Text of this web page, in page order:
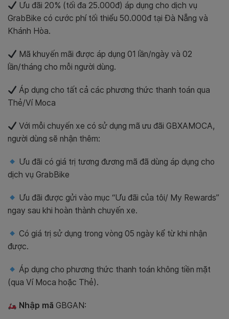
Ưu đãi 20% (tối đa 25.000đ) áp dụng cho dịch vụ
GrabBike có cước phí tối thiểu 50.000đ tại Đà Nẵng và
Khánh Hòa.
Mã khuyến mãi được áp dụng 01 lần/ngày và 02
lần/tháng cho mỗi người dùng.
Áp dụng cho tất cả các phương thức thanh toán qua
Thẻ/Ví Moca
Với mỗi chuyến xe có sử dụng mã ưu đãi GBXAMOCA,
người dùng sẽ nhận thêm:
Ưu đãi có giá trị tương đương mã đã dùng áp dụng cho
dịch vụ GrabBike
Ưu đãi được gửi vào mục “Ưu đãi của tôi/ My Rewards”
ngay sau khi hoàn thành chuyến xe.
Có giá trị sử dụng trong vòng 05 ngày kể từ khi nhận
được.
Áp dụng cho phương thức thanh toán không tiền mặt
(qua Ví Moca hoặc Thẻ).
Nhập mã GBGAN: